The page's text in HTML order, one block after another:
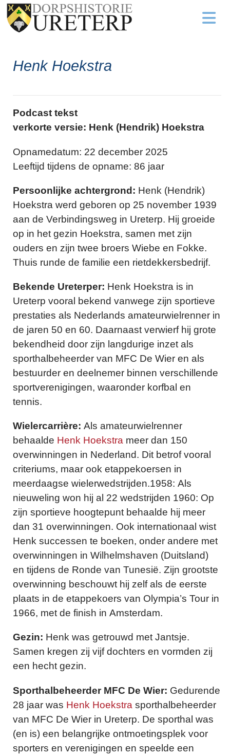
Henk Hoekstra
Podcast tekst
verkorte versie: Henk (Hendrik) Hoekstra
Opnamedatum: 22 december 2025
Leeftijd tijdens de opname: 86 jaar
Persoonlijke achtergrond: Henk (Hendrik)
Hoekstra werd geboren op 25 november 1939
aan de Verbindingsweg in Ureterp. Hij groeide
op in het gezin Hoekstra, samen met zijn
ouders en zijn twee broers Wiebe en Fokke.
Thuis runde de familie een rietdekkersbedrijf.
Bekende Ureterper: Henk Hoekstra is in
Ureterp vooral bekend vanwege zijn sportieve
prestaties als Nederlands amateurwielrenner in
de jaren 50 en 60. Daarnaast verwierf hij grote
bekendheid door zijn langdurige inzet als
sporthalbeheerder van MFC De Wier en als
bestuurder en deelnemer binnen verschillende
sportverenigingen, waaronder korfbal en
tennis.
Wielercarrière: Als amateurwielrenner
behaalde Henk Hoekstra meer dan 150
overwinningen in Nederland. Dit betrof vooral
criteriums, maar ook etappekoersen in
meerdaagse wielerwedstrijden.1958: Als
nieuweling won hij al 22 wedstrijden 1960: Op
zijn sportieve hoogtepunt behaalde hij meer
dan 31 overwinningen. Ook internationaal wist
Henk successen te boeken, onder andere met
overwinningen in Wilhelmshaven (Duitsland)
en tijdens de Ronde van Tunesië. Zijn grootste
overwinning beschouwt hij zelf als de eerste
plaats in de etappekoers van Olympia’s Tour in
1966, met de finish in Amsterdam.
Gezin: Henk was getrouwd met Jantsje.
Samen kregen zij vijf dochters en vormden zij
een hecht gezin.
Sporthalbeheerder MFC De Wier: Gedurende
28 jaar was Henk Hoekstra sporthalbeheerder
van MFC De Wier in Ureterp. De sporthal was
(en is) een belangrijke ontmoetingsplek voor
sporters en verenigingen en speelde een